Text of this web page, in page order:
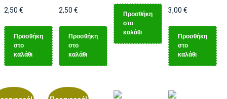
2,50 €
Προσθήκη
στο
καλάθι
2,50 €
Προσθήκη
στο
καλάθι
Προσθήκη
στο
καλάθι
3,00 €
Προσθήκη
στο
καλάθι